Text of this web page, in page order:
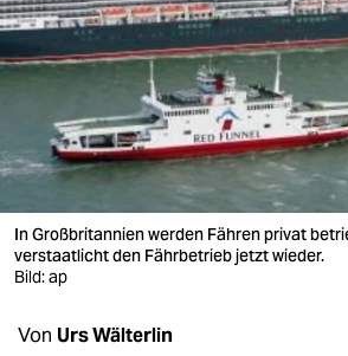
berlin
nord
wahrheit
verlag
verlag
veranstaltungen
In Großbritannien werden Fähren privat
verstaatlicht den Fährbetrieb jetzt wieder.
Bild: ap
Von Urs Wälterlin